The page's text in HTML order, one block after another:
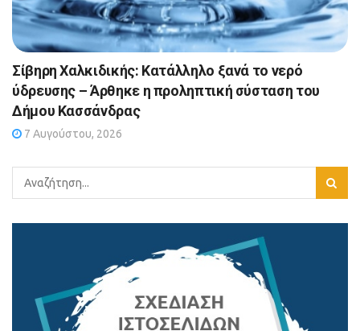
Σίβηρη Χαλκιδικής: Κατάλληλο ξανά το νερό
ύδρευσης – Άρθηκε η προληπτική σύσταση του
Δήμου Κασσάνδρας
7 Αυγούστου, 2026